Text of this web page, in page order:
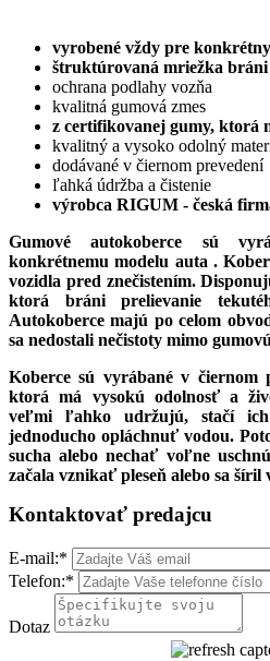
vyrobené vždy pre
štruktúrovaná mriežka bráni
ochrana podlahy vozňa
kvalitná gumová zmes
z certifikovanej gumy, ktorá
kvalitný a vysoko odolný
dodávané v čiernom prevedení
ľahká údržba a čistenie
výrobca RIGUM - česká
Gumové autokoberce sú
konkrétnemu modelu auta .
vozidla pred znečistením.
ktorá bráni prelievanie
Autokoberce majú po celom
sa nedostali nečistoty mimo
Koberce sú vyrábané v čiernom
ktorá má vysokú odolnosť a
veľmi ľahko udržujú, stačí
jednoducho opláchnuť vodou.
sucha alebo nechať voľne
začala vznikať pleseň alebo sa
Kontaktovať predajcu
E-mail:*
Telefon:*
Dotaz